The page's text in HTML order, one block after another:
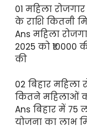
01 महिला
के राशि कितनी
Ans महिला
2025 को
की
02 बिहार महिला
कितने महिलाओं
Ans बिहार में
योजना का लाभ